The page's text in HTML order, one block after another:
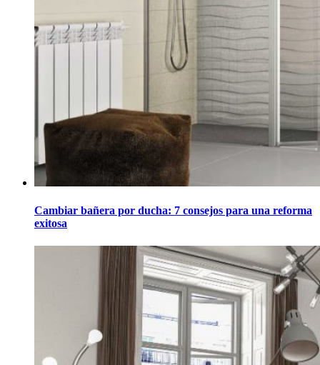
Cambiar bañera por ducha: 7 consejos para una reforma
exitosa